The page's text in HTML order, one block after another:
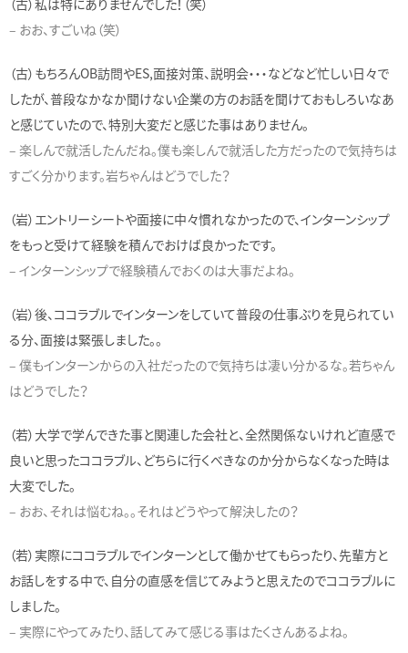
– おお、すごいね（笑）
（古）もちろんOB訪問やES,面接対策、説明会・・・などなど忙しい日々で
したが、普段なかなか聞けない企業の方のお話を聞けておもしろいなあ
と感じていたので、特別大変だと感じた事はありません。
– 楽しんで就活したんだね。僕も楽しんで就活した方だったので気持ちは
すごく分かります。岩ちゃんはどうでした？
（岩）エントリーシートや面接に中々慣れなかったので、インターンシップ
をもっと受けて経験を積んでおけば良かったです。
– インターンシップで経験積んでおくのは大事だよね。
（岩）後、ココラブルでインターンをしていて普段の仕事ぶりを見られてい
る分、面接は緊張しました。。
– 僕もインターンからの入社だったので気持ちは凄い分かるな。若ちゃん
はどうでした？
（若）大学で学んできた事と関連した会社と、全然関係ないけれど直感で
良いと思ったココラブル、どちらに行くべきなのか分からなくなった時は
大変でした。
– おお、それは悩むね。。それはどうやって解決したの？
（若）実際にココラブルでインターンとして働かせてもらったり、先輩方と
お話しをする中で、自分の直感を信じてみようと思えたのでココラブルに
しました。
– 実際にやってみたり、話してみて感じる事はたくさんあるよね。